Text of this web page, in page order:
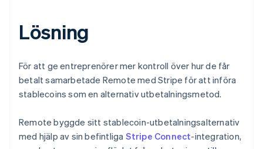
Lösning
För att ge entreprenörer mer kontroll över hur de får
betalt samarbetade Remote med Stripe för att införa
stablecoins som en alternativ utbetalningsmetod.
Remote byggde sitt stablecoin-utbetalningsalternativ
med hjälp av sin befintliga Stripe Connect-integration,